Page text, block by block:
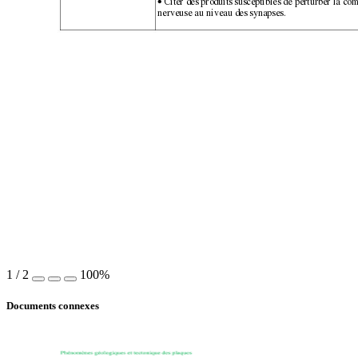
•
nerveuse au niveau des synapses.
1 / 2 100%
Documents connexes